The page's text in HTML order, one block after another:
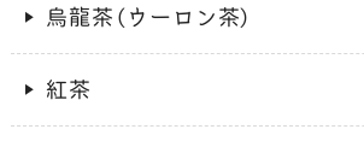
烏龍茶（ウーロン茶）
紅茶